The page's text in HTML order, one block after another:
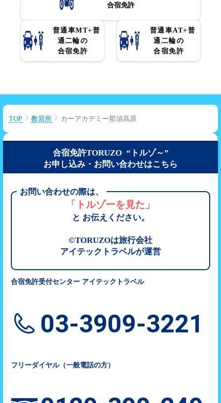
合宿免許
普通車MT+普
通二輪の
合宿免許
普通車AT+普
通二輪の
合宿免許
TOP 教習所 カーアカデミー那須高原
合宿免許TORUZO “トルゾ～”
お申し込み・お問い合わせはこちら
お問い合わせの際は、
「トルゾーを見た」
と お伝えください。
©TORUZOは旅行会社
アイテックトラベルが運営
合宿免許受付センター アイテックトラベル
03-3909-3221
フリーダイヤル（一般電話の方）